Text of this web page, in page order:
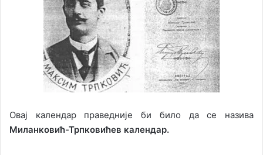
Овај календар праведније би било да се назива
Миланковић-Трпковићев календар.